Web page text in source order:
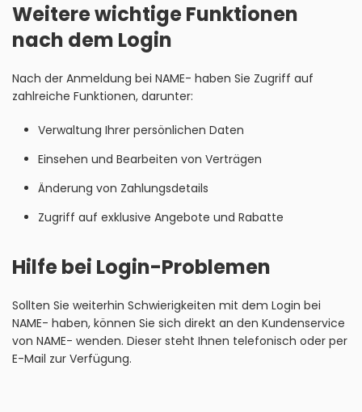
Weitere wichtige Funktionen
nach dem Login
Nach der Anmeldung bei NAME- haben Sie Zugriff auf
zahlreiche Funktionen, darunter:
Verwaltung Ihrer persönlichen Daten
Einsehen und Bearbeiten von Verträgen
Änderung von Zahlungsdetails
Zugriff auf exklusive Angebote und Rabatte
Hilfe bei Login-Problemen
Sollten Sie weiterhin Schwierigkeiten mit dem Login bei
NAME- haben, können Sie sich direkt an den Kundenservice
von NAME- wenden. Dieser steht Ihnen telefonisch oder per
E-Mail zur Verfügung.